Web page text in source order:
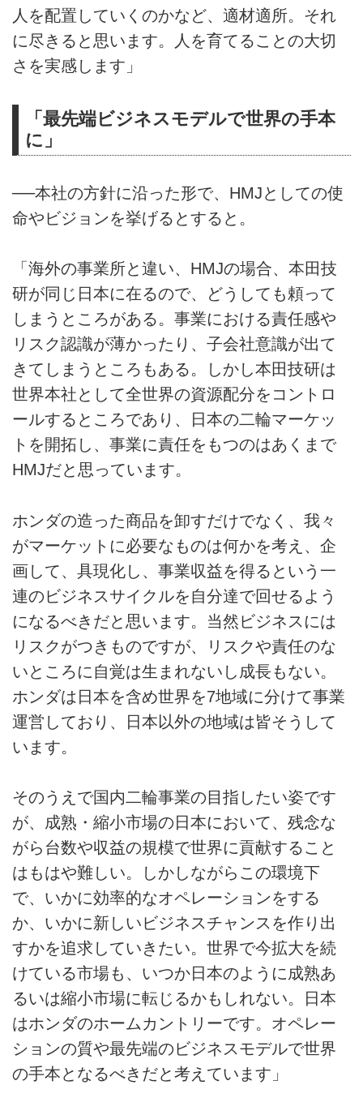
人を配置していくのかなど、適材適所。それ
に尽きると思います。人を育てることの大切
さを実感します」
「最先端ビジネスモデルで世界の手本
に」
──本社の方針に沿った形で、HMJとしての使
命やビジョンを挙げるとすると。
「海外の事業所と違い、HMJの場合、本田技
研が同じ日本に在るので、どうしても頼って
しまうところがある。事業における責任感や
リスク認識が薄かったり、子会社意識が出て
きてしまうところもある。しかし本田技研は
世界本社として全世界の資源配分をコントロ
ールするところであり、日本の二輪マーケッ
トを開拓し、事業に責任をもつのはあくまで
HMJだと思っています。
ホンダの造った商品を卸すだけでなく、我々
がマーケットに必要なものは何かを考え、企
画して、具現化し、事業収益を得るという一
連のビジネスサイクルを自分達で回せるよう
になるべきだと思います。当然ビジネスには
リスクがつきものですが、リスクや責任のな
いところに自覚は生まれないし成長もない。
ホンダは日本を含め世界を7地域に分けて事業
運営しており、日本以外の地域は皆そうして
います。
そのうえで国内二輪事業の目指したい姿です
が、成熟・縮小市場の日本において、残念な
がら台数や収益の規模で世界に貢献すること
はもはや難しい。しかしながらこの環境下
で、いかに効率的なオペレーションをする
か、いかに新しいビジネスチャンスを作り出
すかを追求していきたい。世界で今拡大を続
けている市場も、いつか日本のように成熟あ
るいは縮小市場に転じるかもしれない。日本
はホンダのホームカントリーです。オペレー
ションの質や最先端のビジネスモデルで世界
の手本となるべきだと考えています」